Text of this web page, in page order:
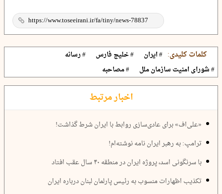
کلمات کلیدی: # ایران # خلیج فارس
# رسانه
# شورای امنیت سازمان ملل
# مصاحبه
اخبار مرتبط
«علی‌اف» برای عادی‌سازی روابط با ایران شرط گذاشت!
ترامپ: به رهبر ایران نامه نوشته‌ام!
با سرنگونی اسد، پروژه ایران در منطقه ۴۰ سال عقب افتاد
تکذیب اظهارات منسوب به رئیس پارلمان لبنان درباره ایران